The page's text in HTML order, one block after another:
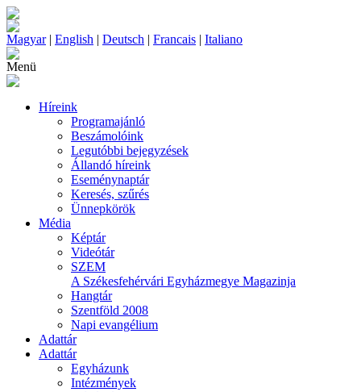
Magyar| English | Deutsch | Francais | Italiano
Menü
Híreink
Programajánló
Beszámolóink
Legutóbbi bejegyzések
Állandó híreink
Eseménynaptár
Keresés, szűrés
Ünnepkörök
Média
Képtár
Videótár
SZEM
A Székesfehérvári Egyházmegye Magazinja
Hangtár
Szentföld 2008
Napi evangélium
Adattár
Adattár
Egyházunk
Intézmények